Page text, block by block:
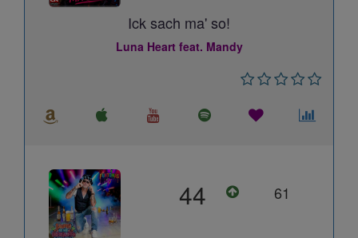
Ick sach ma' so!
Luna Heart feat. Mandy
44 61